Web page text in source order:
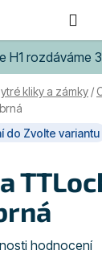
H1 rozdáváme
kliky a zámky /
do Zvolte variantu
hodnocení